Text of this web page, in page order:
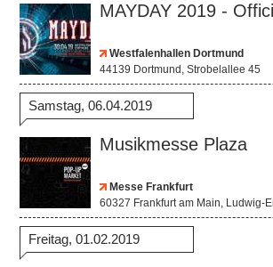
MAYDAY 2019 -
Westfalenhallen Dortmund
44139 Dortmund, Strobelallee 45
Samstag, 06.04.2019
Musikmesse Plaza
Messe Frankfurt
60327 Frankfurt am Main, Ludwig-
Freitag, 01.02.2019